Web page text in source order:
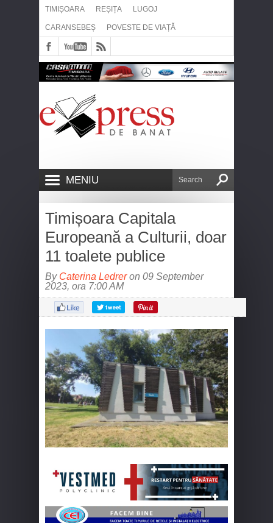
TIMIȘOARA REȘIȚA LUGOJ
CARANSEBEȘ POVESTE DE VIAȚĂ
MENIU
Timișoara Capitala
Europeană a Culturii, doar
11 toalete publice
By Caterina Ledreron 09 September
2023, ora 7:00 AM